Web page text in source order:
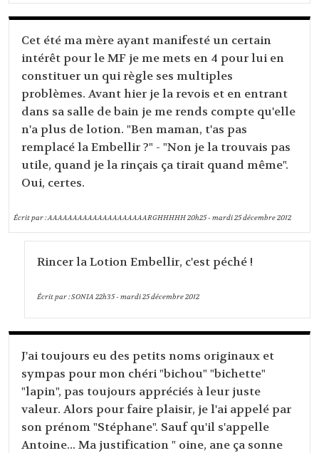
Cet été ma mère ayant manifesté un certain
intérêt pour le MF je me mets en 4 pour lui en
constituer un qui règle ses multiples
problèmes. Avant hier je la revois et en entrant
dans sa salle de bain je me rends compte qu'elle
n'a plus de lotion. "Ben maman, t'as pas
remplacé la Embellir ?" - "Non je la trouvais pas
utile, quand je la rinçais ça tirait quand même".
Oui, certes.
Écrit par :AAAAAAAAAAAAAAAAAAAARGHHHHH20h25-mardi 25décembre 2012
Rincer la Lotion Embellir, c'est péché !
Écrit par :SONIA 22h35- mardi 25décembre 2012
J'ai toujours eu des petits noms originaux et
sympas pour mon chéri "bichou" "bichette"
"lapin", pas toujours appréciés à leur juste
valeur. Alors pour faire plaisir, je l'ai appelé par
son prénom "Stéphane". Sauf qu'il s'appelle
Antoine... Ma justification " oine, ane ça sonne